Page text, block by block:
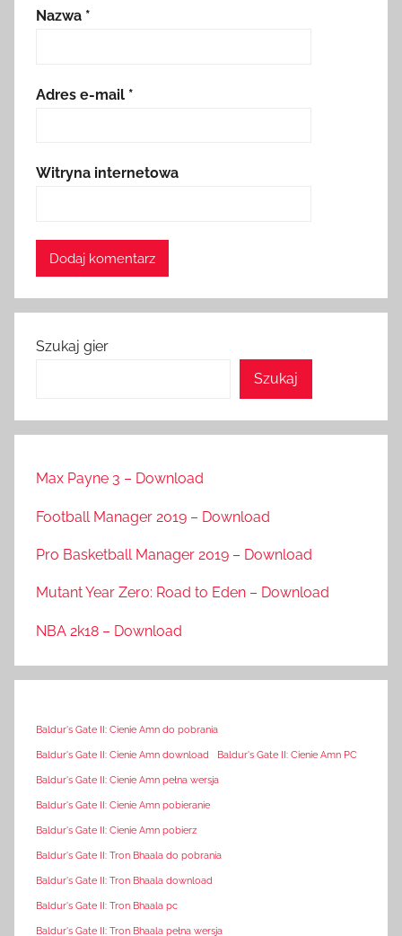
Nazwa *
Adres e-mail *
Witryna internetowa
Szukaj gier
Szukaj
Max Payne 3 – Download
Football Manager 2019 – Download
Pro Basketball Manager 2019 – Download
Mutant Year Zero: Road to Eden – Download
NBA 2k18 – Download
Baldur's Gate II: Cienie Amn do pobrania
Baldur's Gate II: Cienie Amn download Baldur's Gate II: Cienie Amn PC
Baldur's Gate II: Cienie Amn pełna wersja
Baldur's Gate II: Cienie Amn pobieranie
Baldur's Gate II: Cienie Amn pobierz
Baldur's Gate II: Tron Bhaala do pobrania
Baldur's Gate II: Tron Bhaala download
Baldur's Gate II: Tron Bhaala pc
Baldur's Gate II: Tron Bhaala pełna wersja